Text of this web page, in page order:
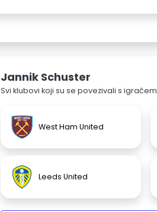
Jannik Schuster
Svi klubovi koji su se povezivali s igračem
West Ham United
Leeds United